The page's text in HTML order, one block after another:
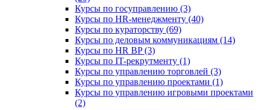
Курсы по госуправлению (3)
Курсы по HR-менеджменту (40)
Курсы по кураторству (69)
Курсы по деловым коммуникациям (14)
Курсы по HR BP (3)
Курсы по IT-рекрутменту (1)
Курсы по управлению торговлей (3)
Курсы по управлению проектами (1)
Курсы по управлению игровыми проектами
(2)